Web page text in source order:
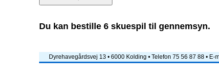
Du kan bestille 6 skuespil til gennemsyn.
Dyrehavegårdsvej 13 • 6000 Kolding • Telefon 75 56 87 88 • E-